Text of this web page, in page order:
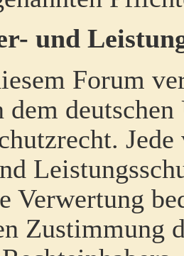
und
Forum
dem
Verwertung
Zustimmung